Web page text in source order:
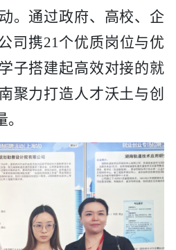
数字
工程
水运
。通过政府、高校、企
司携21 个优质岗位与优
子搭建起高效对接的就
聚力打造人才沃土与创